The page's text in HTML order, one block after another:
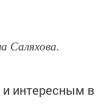
Саляхова.
интересным в